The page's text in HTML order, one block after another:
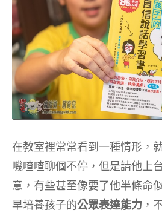
在教室裡常常看到一種情形，
嘰喳喳聊個不停，但是請他上
意，有些甚至像要了他半條命
早培養孩子的公眾表達能力 ，